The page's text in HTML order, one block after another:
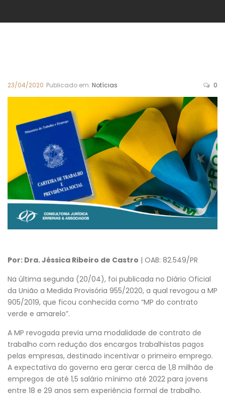
23/04/2020 Publicado em: Notícias 0
Por: Dra. Jéssica Ribeiro de Castro | OAB: 82.549/PR
Na última segunda (20/04), foi publicada no Diário Oficial
da União a Medida Provisória 955/2020, a qual revogou a MP
905/2019, que ficou conhecida como “MP do contrato
verde e amarelo”.
A MP revogada previa uma modalidade de contrato de
trabalho com redução dos encargos trabalhistas pagos
pelas empresas, destinado incentivar o primeiro emprego.
A expectativa do governo era gerar cerca de 1,8 milhão de
empregos de até 1,5 salário mínimo até 2022 para jovens
entre 18 e 29 anos sem experiência formal de trabalho.